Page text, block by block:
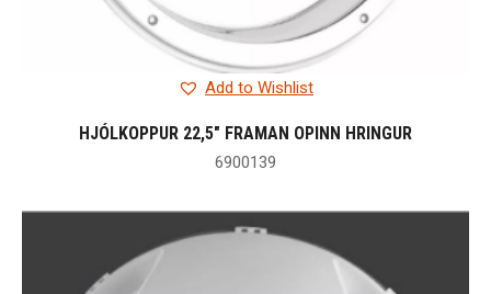
Add to Wishlist
HJÓLKOPPUR 22,5″ FRAMAN OPINN HRINGUR
6900139